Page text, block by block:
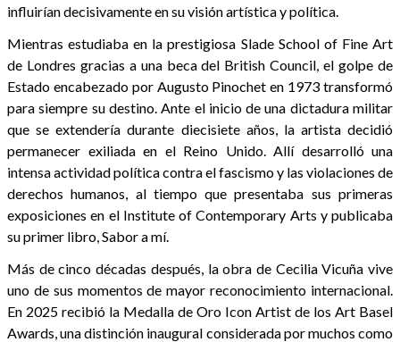
influirían decisivamente en su visión artística y política.
Mientras estudiaba en la prestigiosa Slade School of Fine Art
de Londres gracias a una beca del British Council, el golpe de
Estado encabezado por Augusto Pinochet en 1973 transformó
para siempre su destino. Ante el inicio de una dictadura militar
que se extendería durante diecisiete años, la artista decidió
permanecer exiliada en el Reino Unido. Allí desarrolló una
intensa actividad política contra el fascismo y las violaciones de
derechos humanos, al tiempo que presentaba sus primeras
exposiciones en el Institute of Contemporary Arts y publicaba
su primer libro, Sabor a mí.
Más de cinco décadas después, la obra de Cecilia Vicuña vive
uno de sus momentos de mayor reconocimiento internacional.
En 2025 recibió la Medalla de Oro Icon Artist de los Art Basel
Awards, una distinción inaugural considerada por muchos como